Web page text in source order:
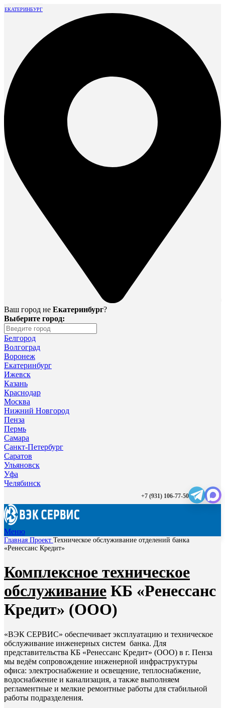
ЕКАТЕРИНБУРГ
Ваш город не Екатеринбург?
Выберите город:
Белгород
Волгоград
Воронеж
Екатеринбург
Ижевск
Казань
Краснодар
Москва
Нижний Новгород
Пенза
Пермь
Самара
Санкт-Петербург
Саратов
Ульяновск
Уфа
Челябинск
+7 (931) 106-77-50
Меню
Главная Проект Техническое обслуживание отделений банка
«Ренессанс Кредит»
Комплексное техническое
обслуживание КБ «Ренессанс
Кредит» (ООО)
«ВЭК СЕРВИС» обеспечивает эксплуатацию и техническое
обслуживание инженерных систем банка. Для
представительства КБ «Ренессанс Кредит» (ООО) в г. Пенза
мы ведём сопровождение инженерной инфраструктуры
офиса: электроснабжение и освещение, теплоснабжение,
водоснабжение и канализация, а также выполняем
регламентные и мелкие ремонтные работы для стабильной
работы подразделения.